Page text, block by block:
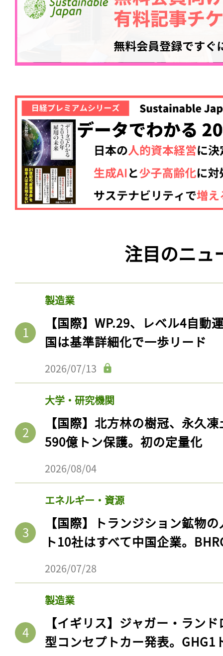
注目のニュ
製造業
【国際】WP.29、レベル4自動
国は基準詳細化で一歩リード
2026/07/13
大学・研究機関
【国際】北方林の樹冠、永久
590億トン保護。初の定量化
2026/08/04
エネルギー・資源
【国際】トランジション鉱物
ト10社はすべて中国企業。
2026/07/28
製造業
【イギリス】ジャガー・ラン
型コンセプトカー発表。GHG1